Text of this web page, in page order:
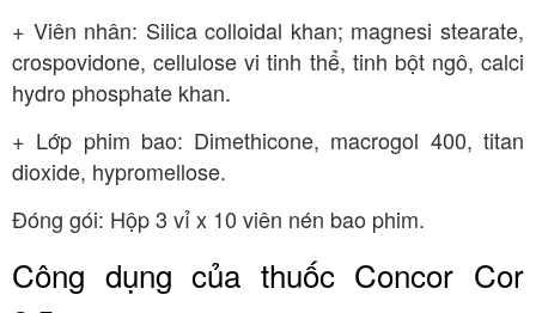
+ Viên nhân: Silica colloidal khan; magnesi stearate,
crospovidone, cellulose vi tinh thể, tinh bột ngô, calci
hydro phosphate khan.
+ Lớp phim bao: Dimethicone, macrogol 400, titan
dioxide, hypromellose.
Đóng gói: Hộp 3 vỉ x 10 viên nén bao phim.
Công dụng của thuốc Concor Cor